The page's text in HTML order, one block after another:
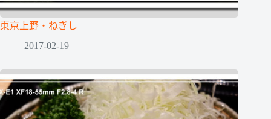
東京上野‧ねぎし
2017-02-19